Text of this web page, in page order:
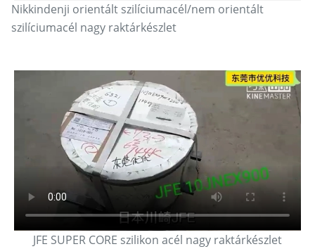
Nikkindenji orientált szilíciumacél/nem orientált
szilíciumacél nagy raktárkészlet
JFE SUPER CORE szilikon acél nagy raktárkészlet